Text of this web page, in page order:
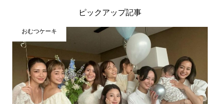
ピックアップ記事
おむつケーキ